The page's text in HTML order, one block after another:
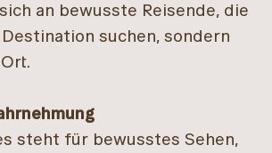
an bewusste Reisende, die
suchen, sondern
steht für bewusstes Sehen,